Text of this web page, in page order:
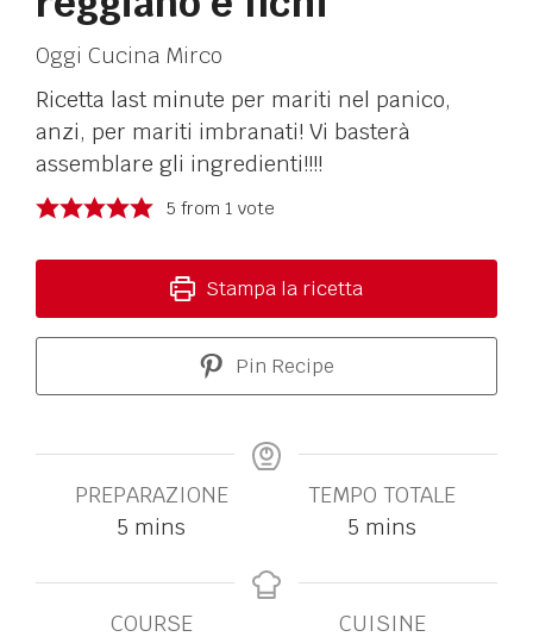
Oggi Cucina Mirco
Ricetta last minute per mariti nel panico,
anzi, per mariti imbranati! Vi basterà
assemblare gli ingredienti!!!!
5 from 1 vote
Stampa la ricetta
Pin Recipe
PREPARAZIONE
5 mins
TEMPO TOTALE
5 mins
COURSE
CUISINE